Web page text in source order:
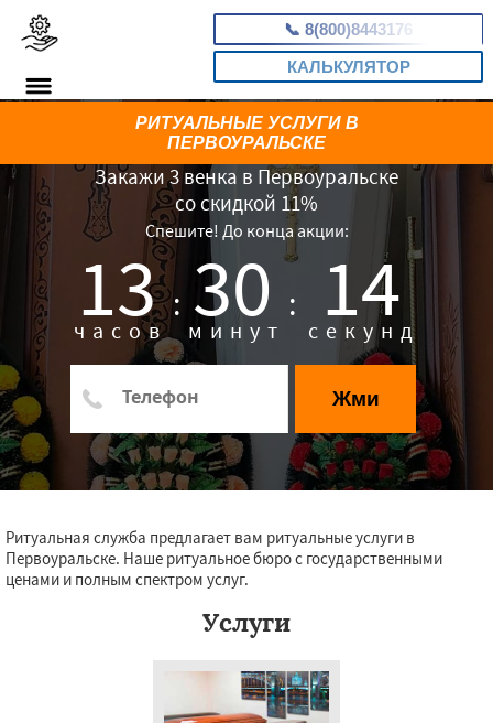
📞 8(800)8443176
КАЛЬКУЛЯТОР
Закажи 3 венка в Первоуральске
со скидкой 11%
Спешите! До конца акции:
13 :
часов 30 :
минут 13
секунд
Жми
РИТУАЛЬНЫЕ УСЛУГИ В
ПЕРВОУРАЛЬСКЕ
Ритуальная служба предлагает вам ритуальные услуги в
Первоуральске. Наше ритуальное бюро с государственными
ценами и полным спектром услуг.
Услуги